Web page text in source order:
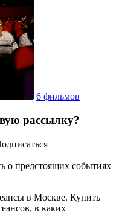
6 фильмов
рассылку?
о предстоящих событиях
в Москве. Купить
в каких